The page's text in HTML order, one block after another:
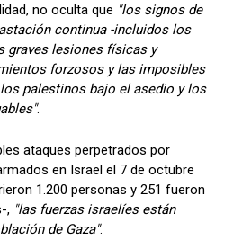
no oculta que "los signos de
continua -incluidos los
graves lesiones físicas y
forzosos y las imposibles
palestinos bajo el asedio y los
.
ataques perpetrados por
en Israel el 7 de octubre
1.200 personas y 251 fueron
, "las fuerzas israelíes están
de Gaza".